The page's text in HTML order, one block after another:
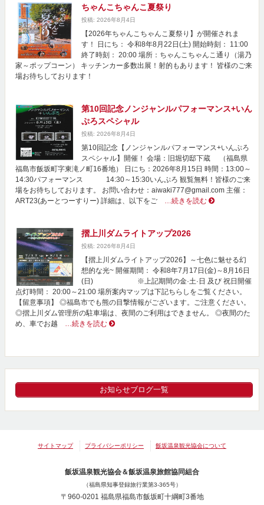
ちゃんこちゃんこ夏祭り
投稿: 2026年8月4日
【2026年ちゃんこちゃんこ夏祭り】が開催されま
す！ 日にち： 令和8年8月22日(土) 開始時刻： 11:00
終了時刻： 20:00 場所：ちゃんこちゃんこ通り（湯乃
家～ポップコーン） キッチンカー多数出展！射的もあります！ 皆様のご来
場お待ちしております！
第10回記念ノンジャンルパフォーマンス+いん
ぷろスペシャル
投稿: 2026年8月4日
第10回記念【ノンジャンルパフォーマンス+いんぷろ
スペシャル】開催！ 会場：旧堀切邸下蔵 （福島県
福島市飯坂町字東滝ノ町16番地） 日にち：2026年8月15日 時間：13:00～
14:30パフォーマンス 14:30～15:30いんぷろ 観覧無料！皆様のご来
場をお待ちしております。 お問い合わせ：aiwaki777@gmail.com 主催：
ART23(あーとつーすりー) 詳細は、以下をご …続きを読む
摺上川ダムライトアップ2026
投稿: 2026年8月4日
【摺上川ダムライトアップ2026】～七色に魅せる幻
想的な光~ 開催期間： 令和8年7月17日(金)～8月16日
(日) ※上記期間の金·土·日 及び 祝日開催
点灯時間： 20:00～21:00 場所案内マップは下記ちらしをご覧ください。
【留意事項】 ◎福島市でも熊の目撃情報がございます。ご注意ください。
◎摺上川ダム管理所の駐車場は、夜間のご利用はできません。 ◎夜間のた
め、車でお越 …続きを読む
お知らせブログ一覧
サイトマップ プライバシーポリシー 飯坂温泉観光協会について
飯坂温泉観光協会＆飯坂温泉旅館協同組合
（福島県知事登録旅行業第3-365号）
〒960-0201 福島県福島市飯坂町十綱町3番地